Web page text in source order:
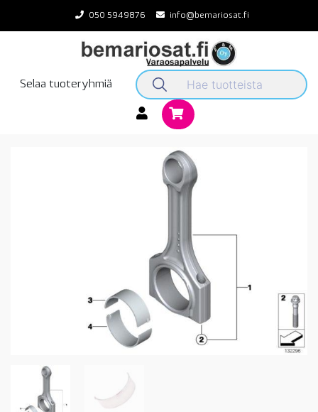
content
050 5949876 info@bemariosat.fi
Selaa tuoteryhmiä